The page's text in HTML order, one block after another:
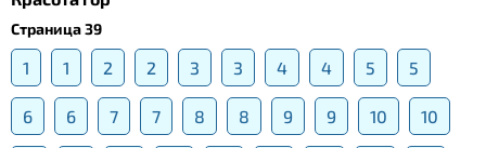
Страница 39
1 1 2 2 3 3 4 4 5 5
6 6 7 7 8 8 9 9 10 10